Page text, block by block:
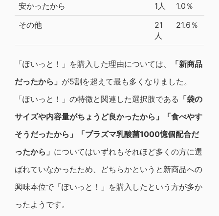
安かったから
1人
1.0％
その他
21
人
21.6％
「ぽいっと！」を購入した理由については、
「新商品
だったから」 が5割を超えて最も多くなりました。
「ぽいっと！」の特徴と関連した選択肢である 「袋の
サイズや内容量がちょうど良かったから」「食べやす
そうだったから」「プラズマ乳酸菌1000憶個配合だ
ったから」 についてはいずれもそれほど多くの方に選
ばれていなかったため、どちらかというと新商品への
興味本位で「ぽいっと！」を購入したという方が多か
ったようです。